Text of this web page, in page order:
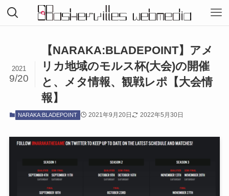
【NARAKA:BLADEPOINT】アメ
リカ地域のモルス杯(大会)の開催
と、メタ情報、観戦レポ【大会情
報】
2021
9/20
NARAKA:BLADEPOINT 2021年9月20日 2022年5月30日